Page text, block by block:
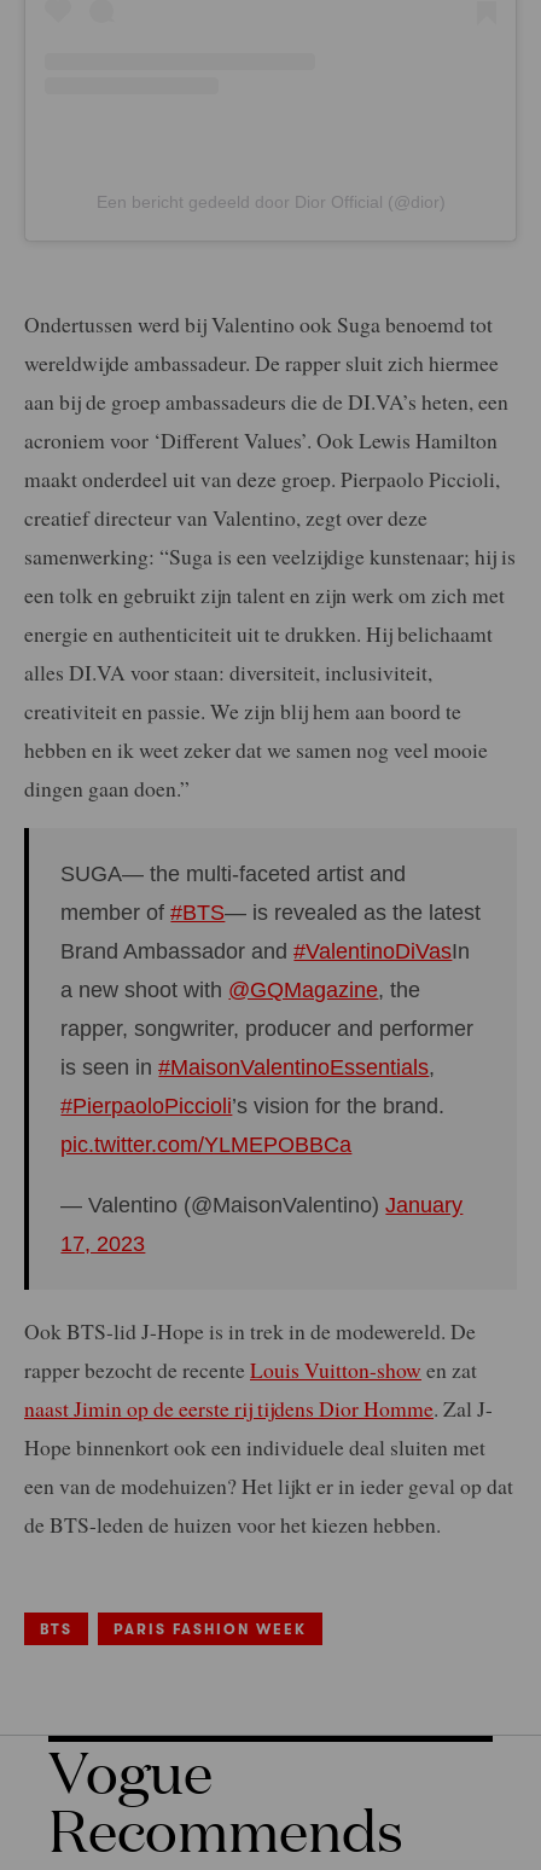
Een bericht gedeeld door Dior Official (@dior)
Ondertussen werd bij Valentino ook Suga benoemd tot
wereldwijde ambassadeur. De rapper sluit zich hiermee
aan bij de groep ambassadeurs die de DI.VA’s heten, een
acroniem voor ‘Different Values’. Ook Lewis Hamilton
maakt onderdeel uit van deze groep. Pierpaolo Piccioli,
creatief directeur van Valentino, zegt over deze
samenwerking: “Suga is een veelzijdige kunstenaar; hij is
een tolk en gebruikt zijn talent en zijn werk om zich met
energie en authenticiteit uit te drukken. Hij belichaamt
alles DI.VA voor staan: diversiteit, inclusiviteit,
creativiteit en passie. We zijn blij hem aan boord te
hebben en ik weet zeker dat we samen nog veel mooie
dingen gaan doen.”
SUGA— the multi-faceted artist and
member of#BTS— is revealed as the latest
Brand Ambassador and#ValentinoDiVas​ ​In
a new shoot with @GQMagazine, the
rapper, songwriter, producer and performer
is seen in#MaisonValentinoEssentials,
#PierpaoloPiccioli’s vision for the brand.
pic.twitter.com/YLMEPOBBCa
— Valentino (@MaisonValentino)January
17, 2023
Ook BTS-lid J-Hope is in trek in de modewereld. De
rapper bezocht de recente Louis Vuitton-show en zat
naast Jimin op de eerste rij tijdens Dior Homme. Zal J-
Hope binnenkort ook een individuele deal sluiten met
een van de modehuizen? Het lijkt er in ieder geval op dat
de BTS-leden de huizen voor het kiezen hebben.
BTS PARIS FASHION WEEK
Vogue
Recommends